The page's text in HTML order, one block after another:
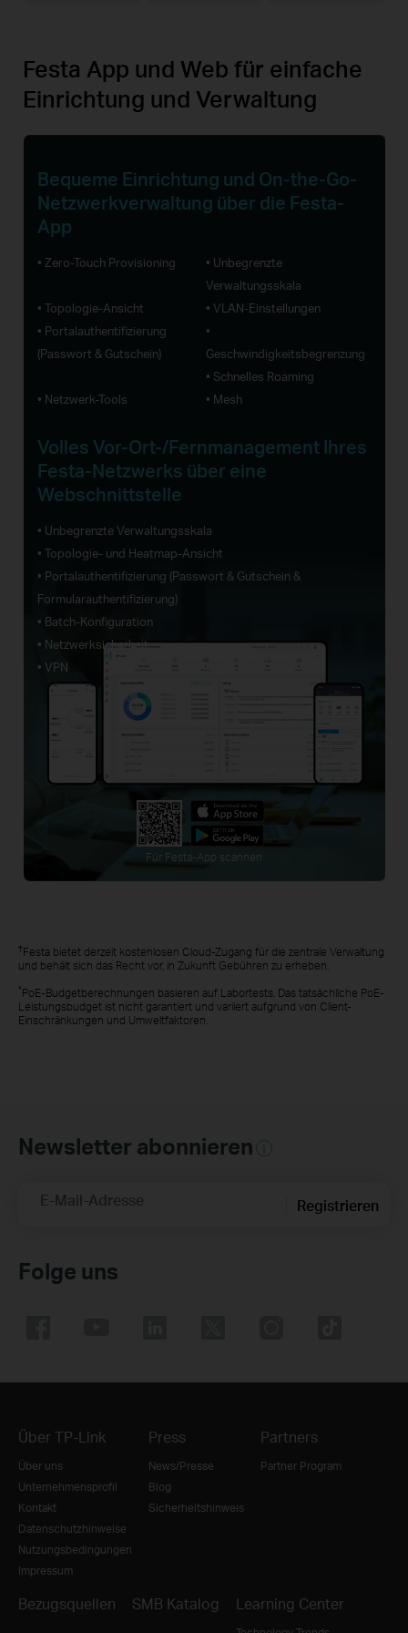
Festa App und Web für einfache
Einrichtung und Verwaltung
Bequeme Einrichtung und On-the-Go-
Netzwerkverwaltung über die Festa-
App
• Zero-Touch Provisioning
• Unbegrenzte
Verwaltungsskala
• Topologie-Ansicht
• VLAN-Einstellungen
• Portalauthentifizierung
(Passwort & Gutschein)
•
Geschwindigkeitsbegrenzung
• Schnelles Roaming
• Netzwerk-Tools
• Mesh
Volles Vor-Ort-/Fernmanagement Ihres
Festa-Netzwerks über eine
Webschnittstelle
• Unbegrenzte Verwaltungsskala
• Topologie- und Heatmap-Ansicht
• Portalauthentifizierung (Passwort & Gutschein &
Formularauthentifizierung)
• Batch-Konfiguration
• Netzwerksicherheit
• VPN
Für Festa-App scannen
†Festa bietet derzeit kostenlosen Cloud-Zugang für die zentrale Verwaltung
und behält sich das Recht vor, in Zukunft Gebühren zu erheben.
*PoE-Budgetberechnungen basieren auf Labortests. Das tatsächliche PoE-
Leistungsbudget ist nicht garantiert und variiert aufgrund von Client-
Einschränkungen und Umweltfaktoren.
Newsletter abonnieren
E-Mail-Adresse Registrieren
Folge uns
Über TP-Link
Über uns
Unternehmensprofil
Kontakt
Datenschutzhinweise
Nutzungsbedingungen
Impressum
Press
News/Presse
Blog
Sicherheitshinweis
Partners
Partner Program
Bezugsquellen SMB Katalog Learning Center